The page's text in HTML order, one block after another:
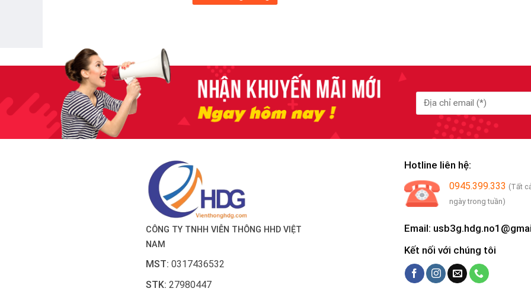
CÔNG TY TNHH VIỄN THÔNG HHD VIỆT
NAM
MST: 0317436532
STK: 27980447
Hotline liên hệ:
0945.399.333 (Tất
ngày trong tuần)
Email:
Kết nối với chúng tôi